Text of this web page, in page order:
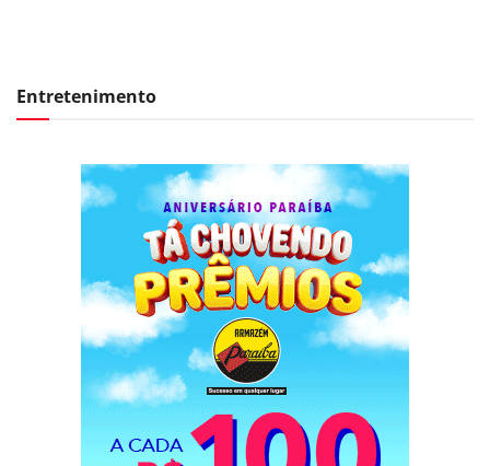
Entretenimento